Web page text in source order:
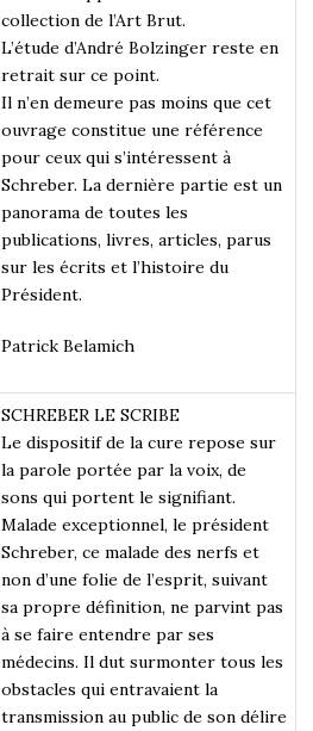
collection de l’Art Brut.
L’étude d’André Bolzinger reste en
retrait sur ce point.
Il n’en demeure pas moins que cet
ouvrage constitue une référence
pour ceux qui s’intéressent à
Schreber. La dernière partie est un
panorama de toutes les
publications, livres, articles, parus
sur les écrits et l’histoire du
Président.
Patrick Belamich
SCHREBER LE SCRIBE
Le dispositif de la cure repose sur
la parole portée par la voix, de
sons qui portent le signifiant.
Malade exceptionnel, le président
Schreber, ce malade des nerfs et
non d’une folie de l’esprit, suivant
sa propre définition, ne parvint pas
à se faire entendre par ses
médecins. Il dut surmonter tous les
obstacles qui entravaient la
transmission au public de son délire